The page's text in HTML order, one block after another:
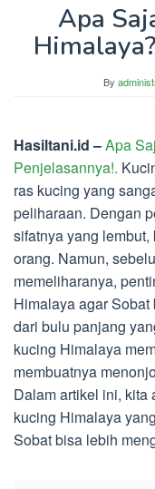
Apa
By
Hasiltani.id –Apa
Penjelasannya!.
ras kucing yang
peliharaan. Dengan
sifatnya yang
orang. Namun,
memeliharanya,
Himalaya agar
dari bulu panjang
kucing Himalaya
membuatnya
Dalam artikel ini, kita
kucing Himalaya
Sobat bisa lebih